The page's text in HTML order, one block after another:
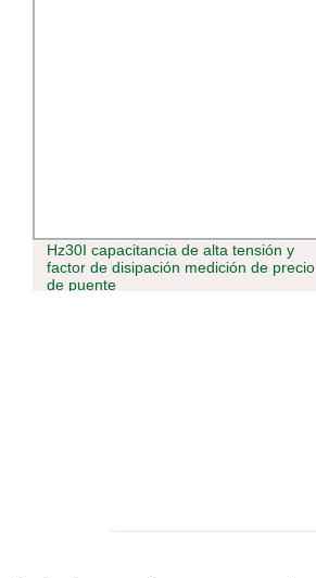
Hz30I capacitancia de alta tensión y
factor de disipación medición de precio
de puente